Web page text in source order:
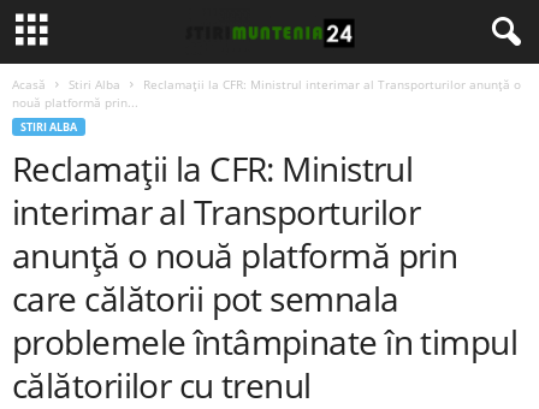
Acasă Stiri Alba
Reclamații la CFR: Ministrul interimar al Transporturilor anunță o
nouă platformă prin...
STIRI ALBA
Reclamații la CFR: Ministrul
interimar al Transporturilor
anunță o nouă platformă prin
care călătorii pot semnala
problemele întâmpinate în timpul
călătoriilor cu trenul